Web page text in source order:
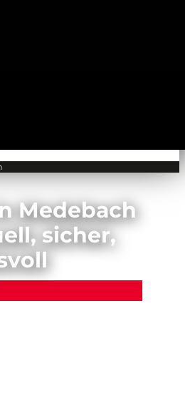
Medebach
sicher,